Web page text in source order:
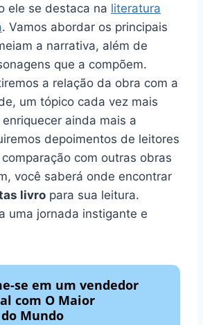
ele se destaca na literatura
. Vamos abordar os principais
a narrativa, além de
que a compõem.
a relação da obra com a
um tópico cada vez mais
ainda mais a
depoimentos de leitores
com outras obras
você saberá onde encontrar
livro para sua leitura.
uma jornada instigante e
se em um vendedor
com O Maior
Mundo